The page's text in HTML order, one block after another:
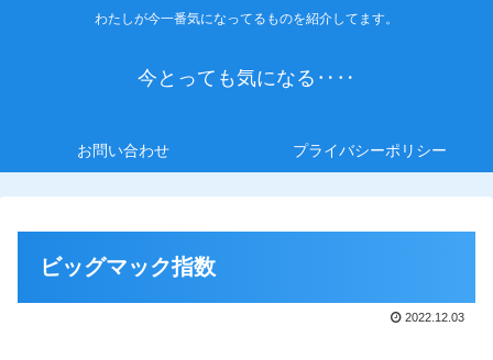
わたしが今一番気になってるものを紹介してます。
今とっても気になる‥‥
お問い合わせ プライバシーポリシー
ビッグマック指数
2022.12.03